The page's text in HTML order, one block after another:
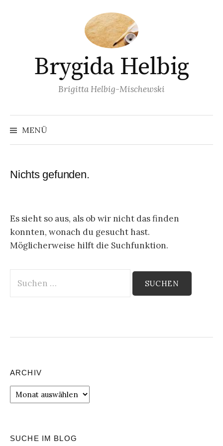
Brygida Helbig
Brigitta Helbig-Mischewski
MENÜ
Nichts gefunden.
Es sieht so aus, als ob wir nicht das finden
konnten, wonach du gesucht hast.
Möglicherweise hilft die Suchfunktion.
Suchen
nach:
ARCHIV
Archiv
SUCHE IM BLOG